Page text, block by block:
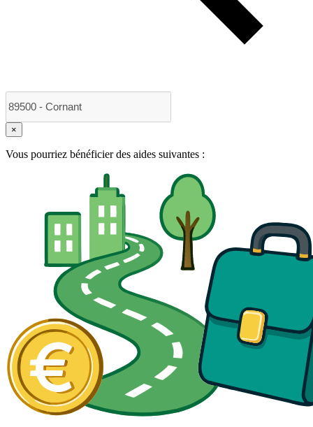
×
Vous pourriez bénéficier des aides suivantes :